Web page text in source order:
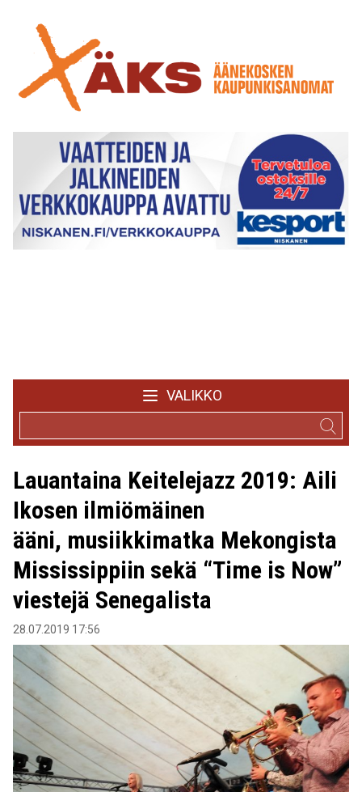
VALIKKO
Lauantaina Keitelejazz 2019: Aili
Ikosen ilmiömäinen
ääni, musiikkimatka Mekongista
Mississippiin sekä “Time is Now”
viestejä Senegalista
28.07.2019 17:56